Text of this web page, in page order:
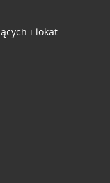
i lokat